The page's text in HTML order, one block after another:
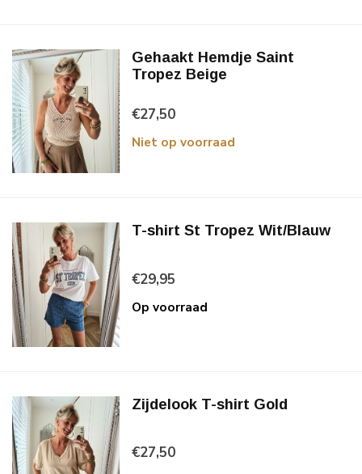
Gehaakt Hemdje Saint
Tropez Beige
€27,50
Niet op voorraad
T-shirt St Tropez Wit/Blauw
€29,95
Op voorraad
Zijdelook T-shirt Gold
€27,50